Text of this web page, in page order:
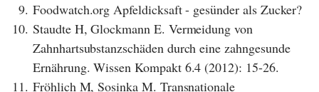
9. Foodwatch.org Apfeldicksaft - gesünder als Zucker?
10. Staudte H, Glockmann E. Vermeidung von
Zahnhartsubstanzschäden durch eine zahngesunde
Ernährung. Wissen Kompakt 6.4 (2012): 15-26.
11. Fröhlich M, Sosinka M. Transnationale